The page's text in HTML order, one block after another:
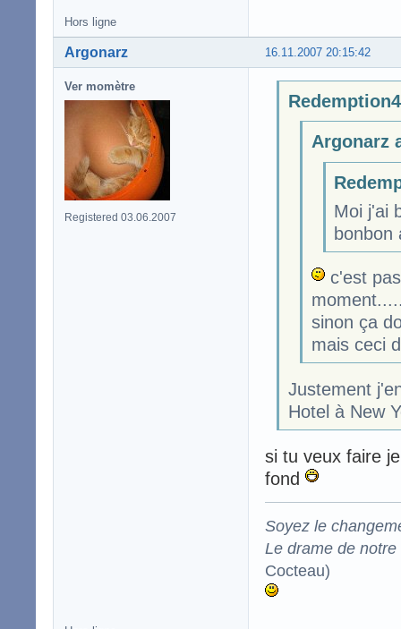
Hors ligne
16.11.2007 20:15:42
Argonarz
Ver momètre
Registered 03.06.2007
Argonarz
Moi j'ai
bonbon
c'est pas
sinon ça
mais ceci
Justement
Hotel à New
si tu veux faire
fond
Soyez le
Le drame de
Cocteau)